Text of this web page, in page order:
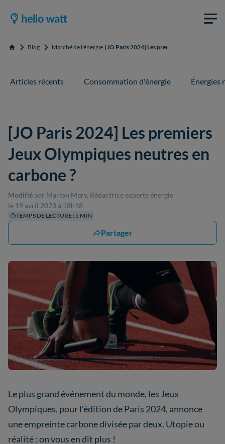
Accueil Blog Marché de l'énergie [JO Paris 2024] Les premiers Jeux
Articles récents Consommation d'énergie Énergies
[JO Paris 2024] Les premiers
Jeux Olympiques neutres en
carbone ?
Modifié par Marion Mary, Rédactrice experte énergie
le 19 avril 2023 à 18h18
TEMPS DE LECTURE : 5 MIN
Partager
Le plus grand événement du monde, les Jeux
Olympiques, pour l’édition de Paris 2024, annonce
une empreinte carbone divisée par deux. Utopie ou
réalité : on vous en dit plus !